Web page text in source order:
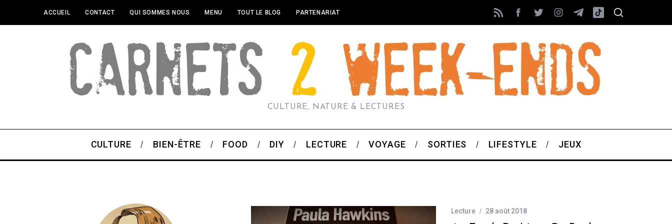
ACCUEIL CONTACT QUI SOMMES NOUS MENU TOUT LE BLOG PARTENARIAT
CULTURE, NATURE & LECTURES
CULTURE BIEN-ÊTRE FOOD DIY LECTURE VOYAGE SORTIES LIFESTYLE JEUX
Lecture 28 août 2018